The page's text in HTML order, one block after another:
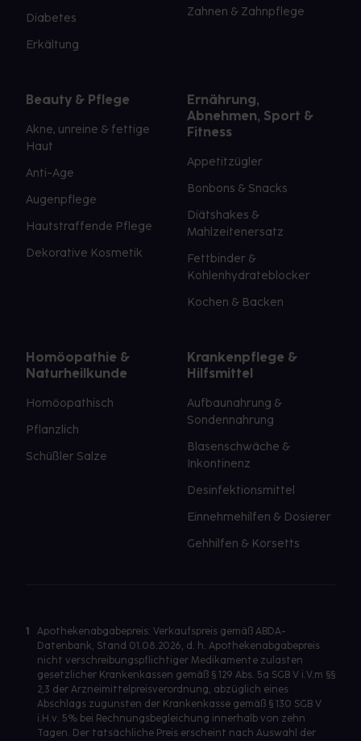
Diabetes
Erkältung
Zahnen & Zahnpflege
Beauty & Pflege
Akne, unreine & fettige
Haut
Anti-Age
Augenpflege
Hautstraffende Pflege
Dekorative Kosmetik
Ernährung,
Abnehmen, Sport &
Fitness
Appetitzügler
Bonbons & Snacks
Diätshakes &
Mahlzeitenersatz
Fettbinder &
Kohlenhydrateblocker
Kochen & Backen
Homöopathie &
Naturheilkunde
Homöopathisch
Pflanzlich
Schüßler Salze
Krankenpflege &
Hilfsmittel
Aufbaunahrung &
Sondennahrung
Blasenschwäche &
Inkontinenz
Desinfektionsmittel
Einnehmehilfen & Dosierer
Gehhilfen & Korsetts
1
Apothekenabgabepreis: Verkaufspreis gemäß ABDA-
Datenbank, Stand 01.08.2026, d. h. Apothekenabgabepreis
nicht verschreibungspflichtiger Medikamente zulasten
gesetzlicher Krankenkassen gemäß § 129 Abs. 5a SGB V i.V.m §§
2,3 der Arzneimittelpreisverordnung, abzüglich eines
Abschlags zugunsten der Krankenkasse gemäß § 130 SGB V
i.H.v. 5% bei Rechnungsbegleichung innerhalb von zehn
Tagen. Der tatsächliche Preis erscheint nach Auswahl der